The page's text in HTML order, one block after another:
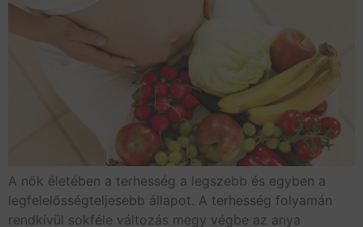
A nők életében a terhesség a legszebb és egyben a
legfelelősségteljesebb állapot. A terhesség folyamán
rendkívül sokféle változás megy végbe az anya